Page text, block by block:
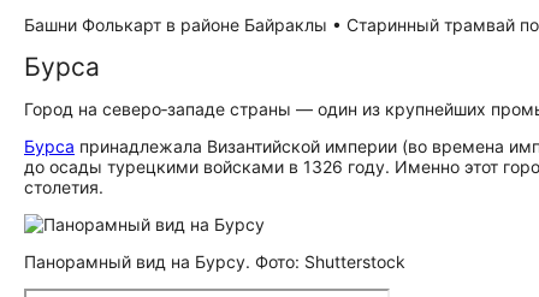
Башни Фолькарт в районе Байраклы • Старинный трамвай
Бурса
Город на северо‑западе страны — один из крупнейших
Бурса принадлежала Византийской империи (во времена
до осады турецкими войсками в 1326 году. Именно этот
столетия.
Панорамный вид на Бурсу. Фото: Shutterstock